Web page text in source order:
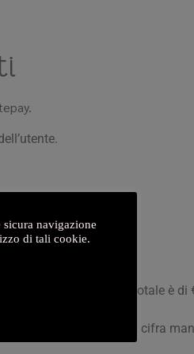
a terzi.
postepay” ed il totale è di
non sarà integrata la cifra
navigazione
di tali cookie.